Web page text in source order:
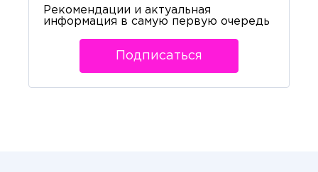
Рекомендации и актуальная
информация в самую первую очередь
Подписаться